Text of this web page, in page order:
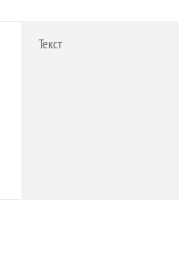
Текст